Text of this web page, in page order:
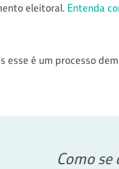
eleitoral. Entenda
esse é um processo
Como